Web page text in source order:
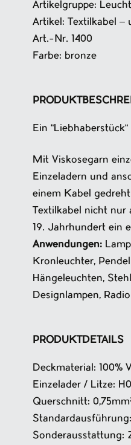
Artikelgruppe:
Artikel: Textilkabel –
Art.-Nr. 1400
Farbe: bronze
Ein
Mit Viskosegarn
Einzeladern und
einem Kabel
Textilkabel nicht
19. Jahrhundert ein
Anwendungen:
Kronleuchter,
Hängeleuchten,
Designlampen,
PRODUKTDETAILS
Deckmaterial: 100%
Einzelader / Litze:
Querschnitt:
Sonderausstattung: